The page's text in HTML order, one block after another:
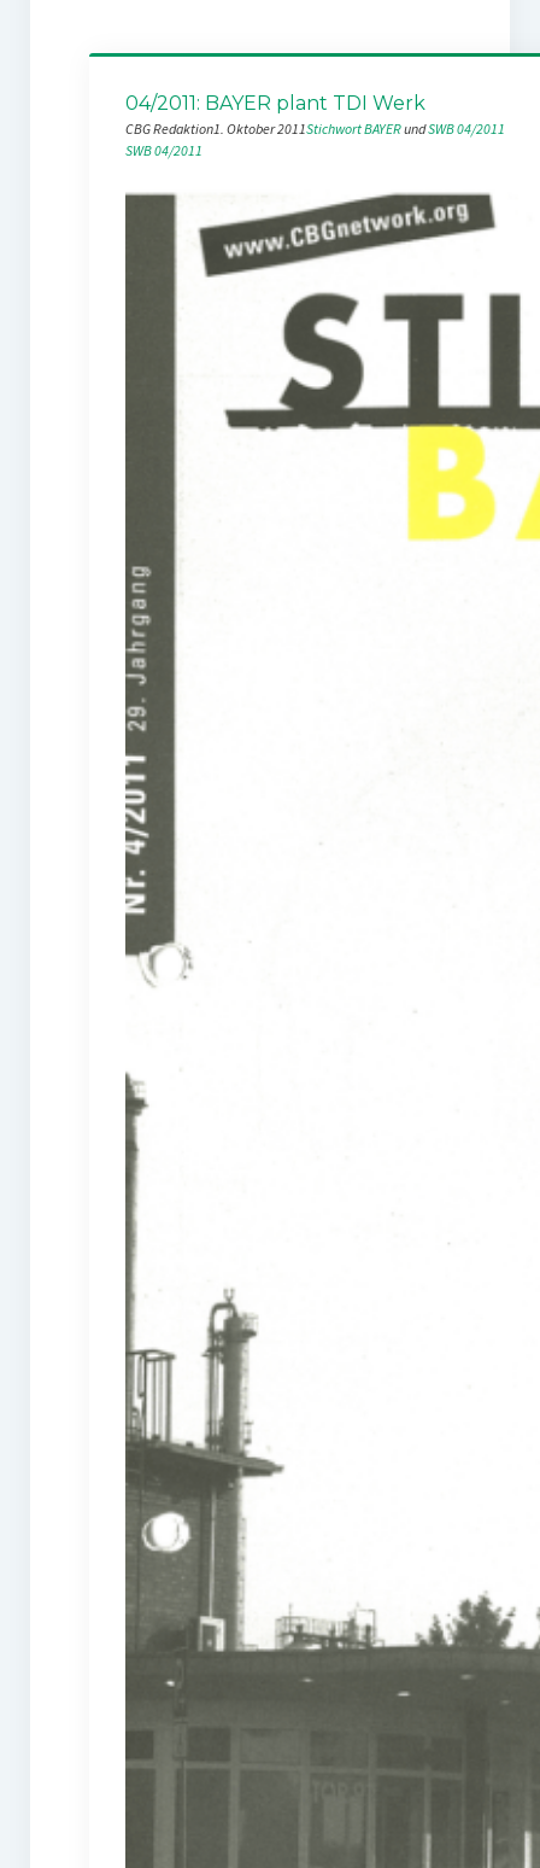
04/2011: BAYER plant TDI Werk
CBG Redaktion1. Oktober 2011Stichwort BAYER und SWB 04/2011
SWB 04/2011